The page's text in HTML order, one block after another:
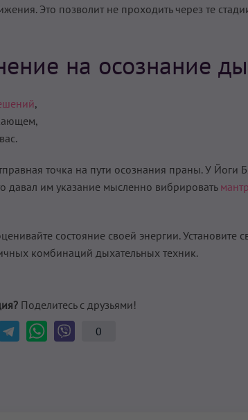
Это позволит не проходить через те
на осознание
,
точка на пути осознания праны. У Йоги
давал им указание мысленно вибрировать
состояние своей энергии. Установите
комбинаций дыхательных техник.
Поделитесь с друзьями!
0